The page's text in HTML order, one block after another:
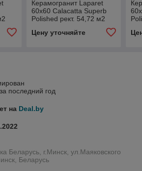
Керамогранит Laparet
60x60 Calacatta Superb
Polished рект. 54,72 м2
Цену уточняйте
последний год
на Deal.by
Беларусь, г.Минск, ул.Маяковского
Беларусь